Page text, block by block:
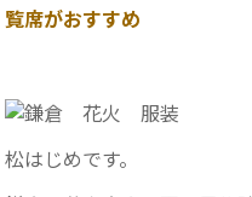
覧席がおすすめ
松はじめです。